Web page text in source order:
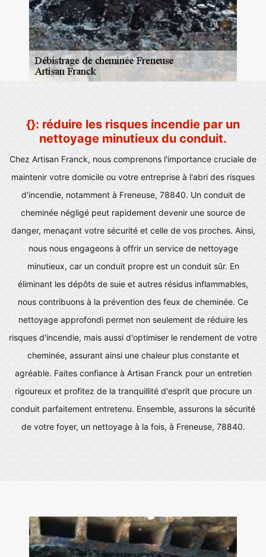
{}: réduire les risques incendie par un
nettoyage minutieux du conduit.
Chez Artisan Franck, nous comprenons l'importance cruciale de
maintenir votre domicile ou votre entreprise à l'abri des risques
d'incendie, notamment à Freneuse, 78840. Un conduit de
cheminée négligé peut rapidement devenir une source de
danger, menaçant votre sécurité et celle de vos proches. Ainsi,
nous nous engageons à offrir un service de nettoyage
minutieux, car un conduit propre est un conduit sûr. En
éliminant les dépôts de suie et autres résidus inflammables,
nous contribuons à la prévention des feux de cheminée. Ce
nettoyage approfondi permet non seulement de réduire les
risques d'incendie, mais aussi d'optimiser le rendement de votre
cheminée, assurant ainsi une chaleur plus constante et
agréable. Faites confiance à Artisan Franck pour un entretien
rigoureux et profitez de la tranquillité d'esprit que procure un
conduit parfaitement entretenu. Ensemble, assurons la sécurité
de votre foyer, un nettoyage à la fois, à Freneuse, 78840.